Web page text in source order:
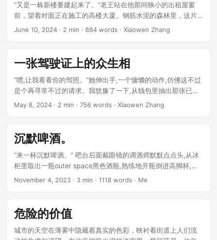
“又是一栋新楼要建起来了。“老王站在他那间狭小的出租屋窗
前，望着对面正在施工的高楼大厦。钢筋水泥的森林里，这片
曾经热闹的老街区正在一点点消失。 ...
June 10, 2024 · 2 min · 884 words · Xiaowen Zhang
一张驾驶证上的众生相
“嘿,让我看看你的驾照。“她伸出手,一个慵懒的动作,仿佛这不过
是个再寻常不过的请求。我犹豫了一下,从钱包里抽出那张已经
有些磨损的卡片。 ...
May 8, 2024 · 2 min · 756 words · Xiaowen Zhang
沉默啤酒。
“来一杯沉默啤酒。” 吧台后面戴眼镜的调酒师默默点点头,从冰
柜里取出一瓶outer space黑色酒瓶,熟练地开瓶倒进高脚杯,加
几块冰块,轻轻一推送到我面前。我举起酒杯抿了一小口,冰凉的
November 4, 2023 · 3 min · 1118 words · Me
危险的价值
城市的天空在薄雾中隐藏着真实的色彩，映衬着街道上人们流